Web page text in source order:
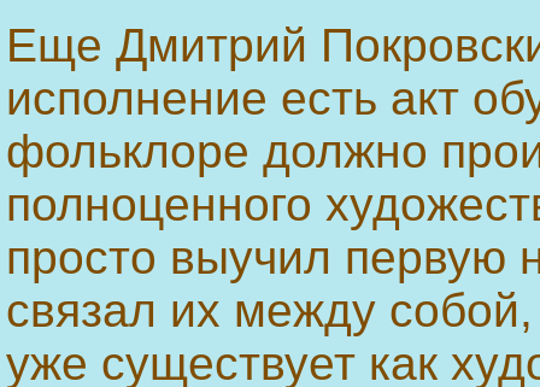
Еще Дмитрий
исполнение есть акт
фольклоре должно
полноценного
просто выучил первую
связал их между
уже существует как